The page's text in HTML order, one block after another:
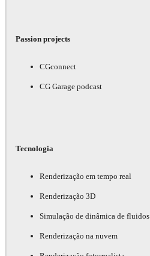
Passion projects
CGconnect
CG Garage podcast
Tecnologia
Renderização em tempo real
Renderização 3D
Simulação de dinâmica de fluidos
Renderização na nuvem